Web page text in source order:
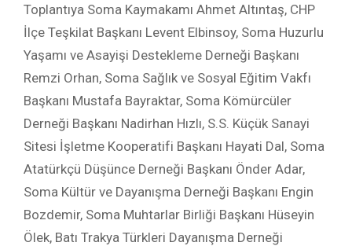
Toplantıya Soma Kaymakamı Ahmet Altıntaş, CHP
İlçe Teşkilat Başkanı Levent Elbinsoy, Soma Huzurlu
Yaşamı ve Asayişi Destekleme Derneği Başkanı
Remzi Orhan, Soma Sağlık ve Sosyal Eğitim Vakfı
Başkanı Mustafa Bayraktar, Soma Kömürcüler
Derneği Başkanı Nadirhan Hızlı, S.S. Küçük Sanayi
Sitesi İşletme Kooperatifi Başkanı Hayati Dal, Soma
Atatürkçü Düşünce Derneği Başkanı Önder Adar,
Soma Kültür ve Dayanışma Derneği Başkanı Engin
Bozdemir, Soma Muhtarlar Birliği Başkanı Hüseyin
Ölek, Batı Trakya Türkleri Dayanışma Derneği